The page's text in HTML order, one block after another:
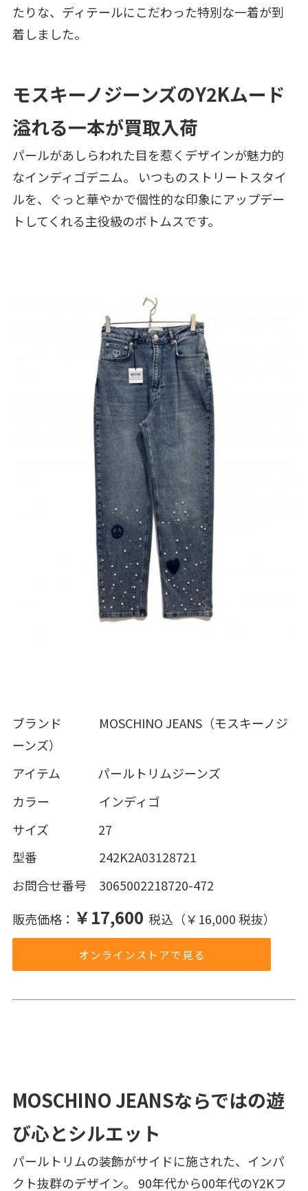
たりな、ディテールにこだわった特別な一着が到
着しました。
モスキーノジーンズのY2Kムード
溢れる一本が買取入荷
パールがあしらわれた目を惹くデザインが魅力的
なインディゴデニム。 いつものストリートスタイ
ルを、ぐっと華やかで個性的な印象にアップデー
トしてくれる主役級のボトムスです。
ブランド MOSCHINO JEANS（モスキーノジ
ーンズ）
アイテム パールトリムジーンズ
カラー インディゴ
サイズ 27
型番 242K2A03128721
お問合せ番号 3065002218720-472
販売価格： ￥17,600 税込（￥16,000 税抜）
オンラインストアで見る
MOSCHINO JEANSならではの遊
び心とシルエット
パールトリムの装飾がサイドに施された、インパ
クト抜群のデザイン。 90年代から00年代のY2Kフ